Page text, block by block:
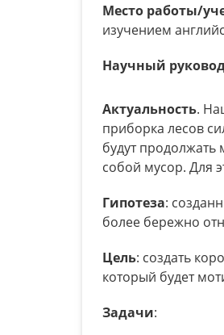
Место работы/
изучением
Научный
Актуальность.
приборка лесов
будут продолжать
собой мусор. Для
Гипотеза:
более бережно
Цель: создать
который будет
Задачи: